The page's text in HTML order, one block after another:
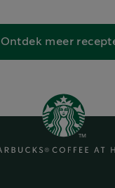
Ontdek meer